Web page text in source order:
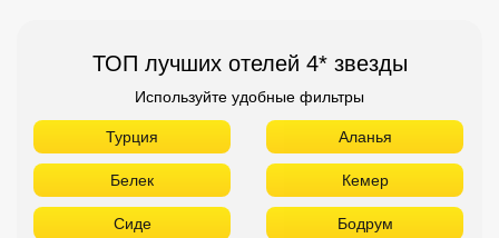
ТОП лучших отелей 4* звезды
Используйте удобные фильтры
Турция Аланья
Белек Кемер
Сиде Бодрум